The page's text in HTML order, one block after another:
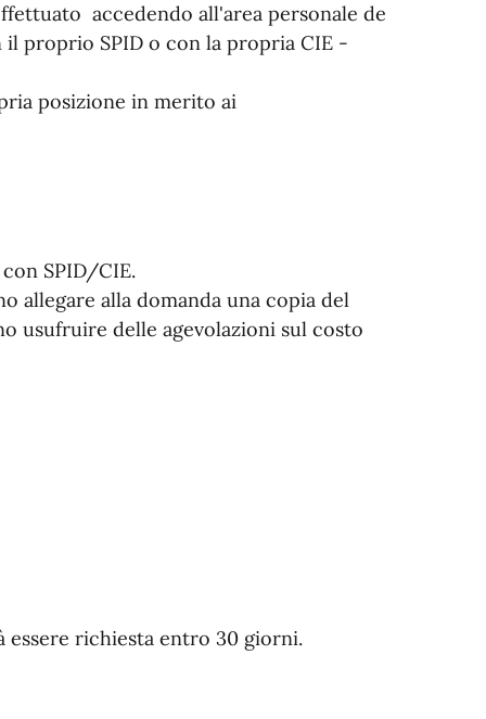
accedendo all'area personale de
proprio SPID o con la propria CIE -
posizione in merito ai
SPID/CIE.
allegare alla domanda una copia del
usufruire delle agevolazioni sul costo
richiesta entro 30 giorni.